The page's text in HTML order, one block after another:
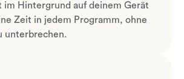
im Hintergrund auf deinem Gerät
Zeit in jedem Programm, ohne
unterbrechen.